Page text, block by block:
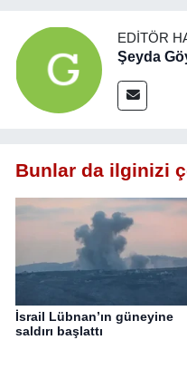
EDITÖR
Şeyda
Bunlar da ilginizi
İsrail Lübnan’ın güneyine
saldırı başlattı